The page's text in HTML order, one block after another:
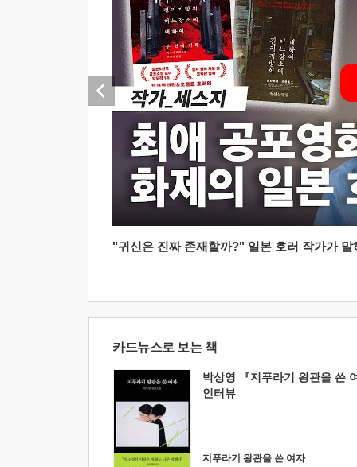
"귀신은 진짜 존재할까?" 일본 호러 작가가
카드뉴스로 보는 책
박상영 『지푸라기 왕관을 쓴
인터뷰
지푸라기 왕관을 쓴 여자